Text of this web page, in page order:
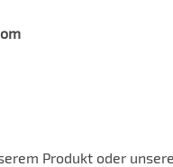
Produkt oder